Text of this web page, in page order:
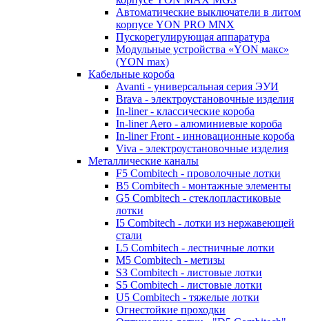
Автоматические выключатели в литом
корпусе YON PRO MNX
Пускорегулирующая аппаратура
Модульные устройства «YON макс»
(YON max)
Кабельные короба
Avanti - универсальная серия ЭУИ
Brava - электроустановочные изделия
In-liner - классические короба
In-liner Aero - алюминиевые короба
In-liner Front - инновационные короба
Viva - электроустановочные изделия
Металлические каналы
F5 Combitech - проволочные лотки
B5 Combitech - монтажные элементы
G5 Combitech - стеклопластиковые
лотки
I5 Combitech - лотки из нержавеющей
стали
L5 Combitech - лестничные лотки
M5 Combitech - метизы
S3 Combitech - листовые лотки
S5 Combitech - листовые лотки
U5 Combitech - тяжелые лотки
Огнестойкие проходки